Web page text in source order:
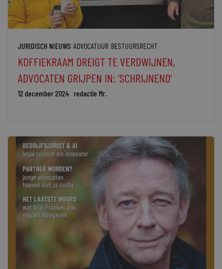
JURIDISCH NIEUWS ADVOCATUUR BESTUURSRECHT
KOFFIEKRAAM DREIGT TE VERDWIJNEN,
ADVOCATEN GRIJPEN IN: ‘SCHRIJNEND’
12 december 2024 redactie Mr.